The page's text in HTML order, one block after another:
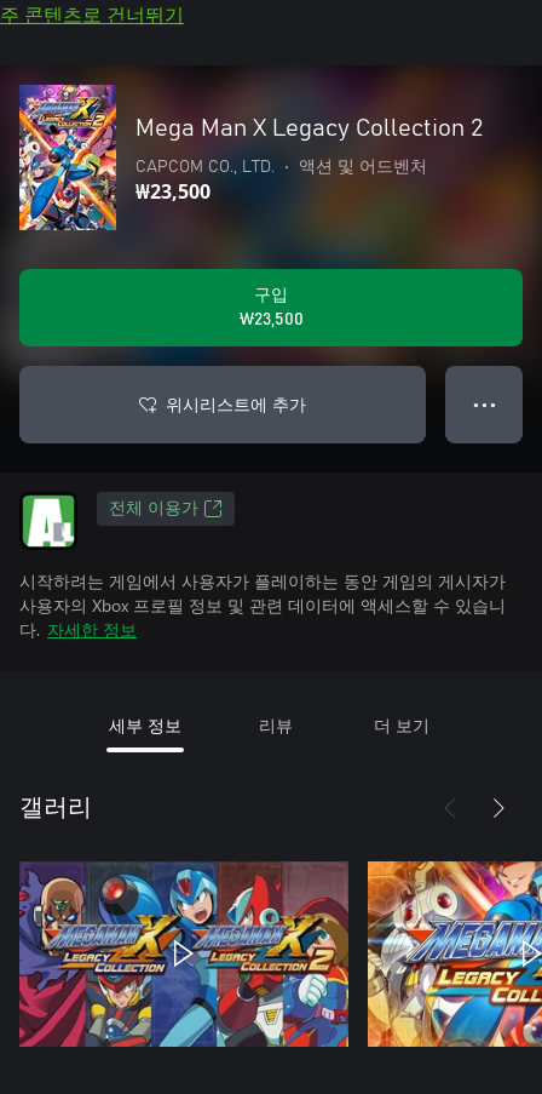
주 콘텐츠로 건너뛰기
Mega Man X Legacy Collection 2
CAPCOM CO., LTD. • 액션 및 어드벤처
₩23,500
구입
₩23,500
위시리스트에 추가 ● ● ●
전체 이용가
시작하려는 게임에서 사용자가 플레이하는 동안 게임의 게시자가
사용자의 Xbox 프로필 정보 및 관련 데이터에 액세스할 수 있습니
다. 자세한 정보
세부 정보 리뷰 더 보기
갤러리